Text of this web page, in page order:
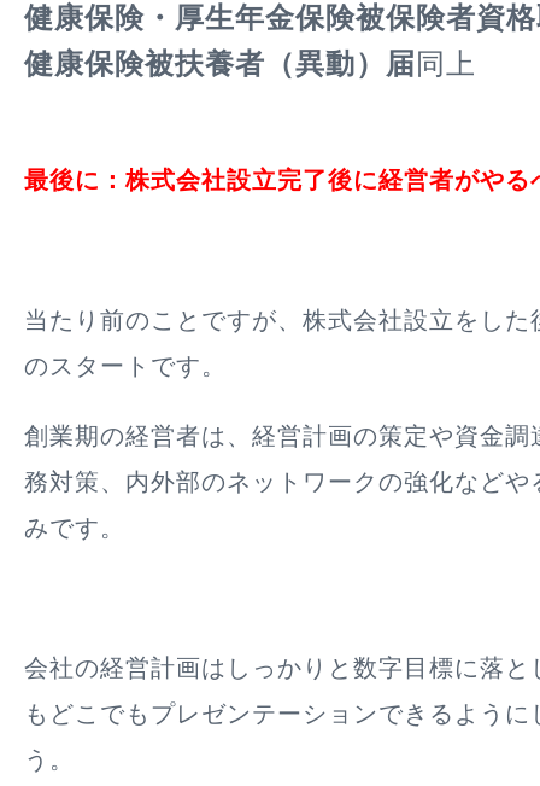
健康保険・厚生年金保険被保険者資
健康保険被扶養者（異動）届 同上
最後に：株式会社設立完了後に経営者がやる
当たり前のことですが、株式会社設立をし
のスタートです。
創業期の経営者は、経営計画の策定や資金
務対策、内外部のネットワークの強化などや
みです。
会社の経営計画はしっかりと数字目標に落と
もどこでもプレゼンテーションできるように
う。